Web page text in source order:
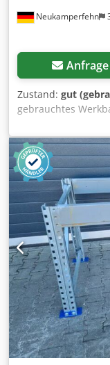
Neukamperfehn
Zustand: gut
gebrauchtes
Breite: ca. 1.600
Technische Daten
Schäfer Typ: PR
02x
verzinkt
Quer- u.
vormontiert (
Kastenprofil: 110/
Sicherungsstifte,
Csdpfx
Verdeutlichung
gegebenenfalls
unmontiert
vormontiert; - Die
3 - 5 Werktage.